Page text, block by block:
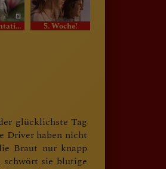
Dokumentation 5. Woche!
glücklichste Tag
Driver haben nicht
Braut nur knapp
schwört sie blutige